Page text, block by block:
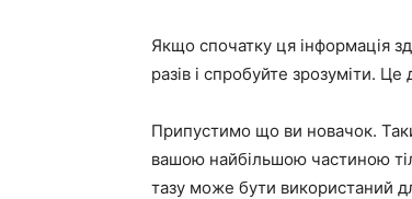
Якщо спочатку ця інформація
разів і спробуйте зрозуміти.
Припустимо що ви новачок.
вашою найбільшою частиною
тазу може бути використаний